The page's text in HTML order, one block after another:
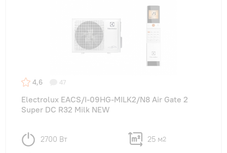
4,6 47
Electrolux EACS/I-09HG-MILK2/N8 Air Gate 2
Super DC R32 Milk NEW
2700 Вт 25 м2